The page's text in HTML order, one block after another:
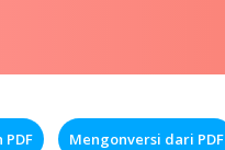
Mengonversi dari PDF